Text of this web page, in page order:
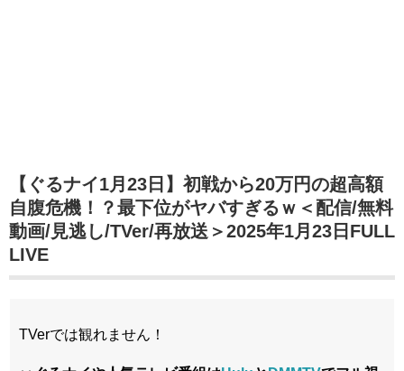
【ぐるナイ1月23日】初戦から20万円の超高額
自腹危機！？最下位がヤバすぎるｗ＜配信/無料
動画/見逃し/TVer/再放送＞2025年1月23日FULL
LIVE
TVerでは観れません！